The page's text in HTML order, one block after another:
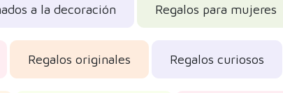
a la decoración Regalos para mujeres
Regalos originales Regalos curiosos